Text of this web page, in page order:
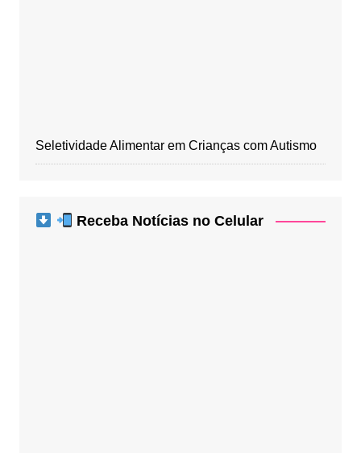
Seletividade Alimentar em Crianças com Autismo
Receba Notícias no Celular